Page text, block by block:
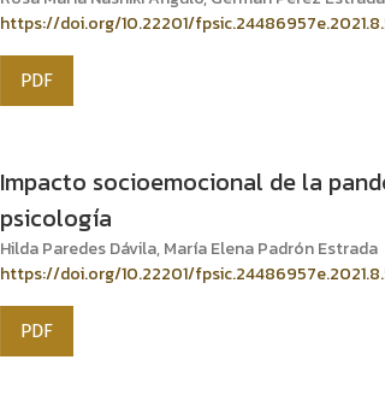
https://doi.org/10.22201/
PDF
Impacto socioemocional de la
psicología
Hilda Paredes Dávila, María Elena Padrón Estrada
https://doi.org/10.22201/
PDF